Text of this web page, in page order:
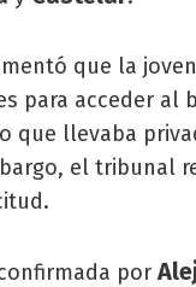
que la
para acceder al
que llevaba
el tribunal
por